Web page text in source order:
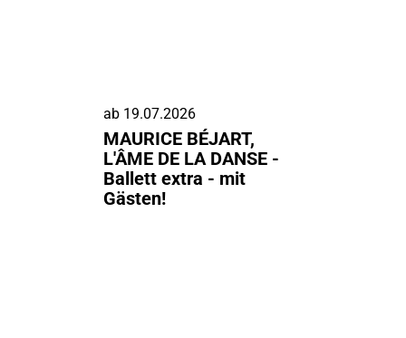
ab 19.07.2026
MAURICE BÉJART,
L'ÂME DE LA DANSE -
Ballett extra - mit
Gästen!